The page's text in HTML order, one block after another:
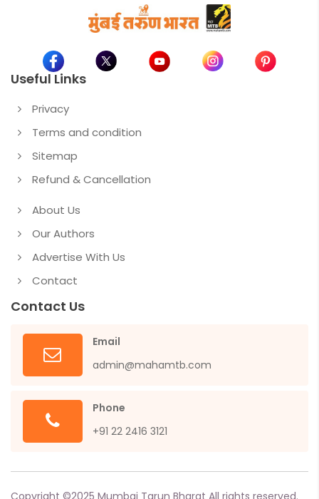
Useful Links
Privacy
Terms and condition
Sitemap
Refund & Cancellation
About Us
Our Authors
Advertise With Us
Contact
Contact Us
Email
admin@mahamtb.com
Phone
+91 22 2416 3121
Copyright ©2025 Mumbai Tarun Bharat All rights reserved.